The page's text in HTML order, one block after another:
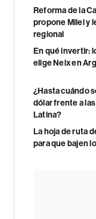
Reforma de la
propone Milei y
regional
En qué invertir:
elige Neix en
¿Hasta cuándo
dólar frente a
Latina?
La hoja de ruta
para que bajen